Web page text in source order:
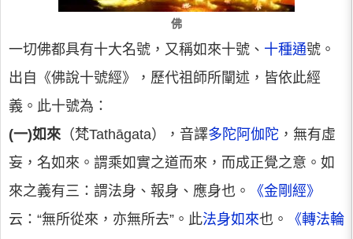
佛
一切佛都具有十大名號，又稱如來十號、 十種通號。
出自《佛說十號經》，歷代祖師所闡述，皆依此經
義。此十號為：
(一)如來（梵Tathāgata），音譯多陀阿伽陀 ，無有虛
妄，名如來。謂乘如實之道而來，而成正覺之意。如
來之義有三：謂法身、報身、應身也。
《金剛經》
云：“無所從來，亦無所去”。此法身如來也。
《轉法輪